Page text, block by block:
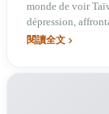
monde de voir
dépression,
initiation à
閱讀全文